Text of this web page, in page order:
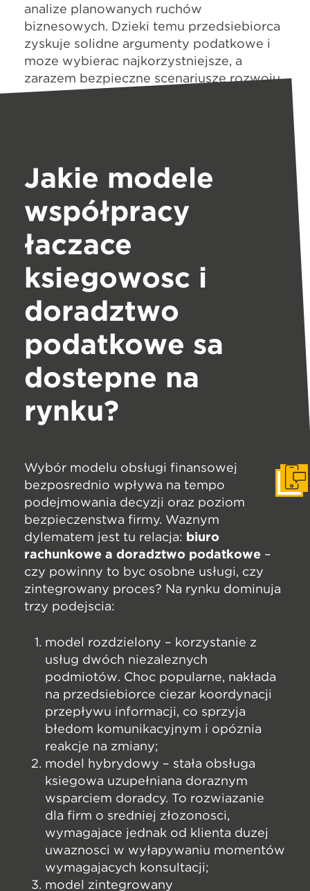
analizę planowanych ruchów
biznesowych. Dzięki temu przedsiębiorca
zyskuje solidne argumenty podatkowe i
może wybierać najkorzystniejsze, a
zarazem bezpieczne scenariusze rozwoju.
Jakie modele
współpracy
łączące
księgowość i
doradztwo
podatkowe są
dostępne na
rynku?
Wybór modelu obsługi finansowej
bezpośrednio wpływa na tempo
podejmowania decyzji oraz poziom
bezpieczeństwa firmy. Ważnym
dylematem jest tu relacja: biuro
rachunkowe a doradztwo podatkowe –
czy powinny to być osobne usługi, czy
zintegrowany proces? Na rynku dominują
trzy podejścia:
model rozdzielony – korzystanie z
usług dwóch niezależnych
podmiotów. Choć popularne, nakłada
na przedsiębiorcę ciężar koordynacji
przepływu informacji, co sprzyja
błędom komunikacyjnym i opóźnia
reakcję na zmiany;
model hybrydowy – stała obsługa
księgowa uzupełniana doraźnym
wsparciem doradcy. To rozwiązanie
dla firm o średniej złożoności,
wymagające jednak od klienta dużej
uważności w wyłapywaniu momentów
wymagających konsultacji;
model zintegrowany